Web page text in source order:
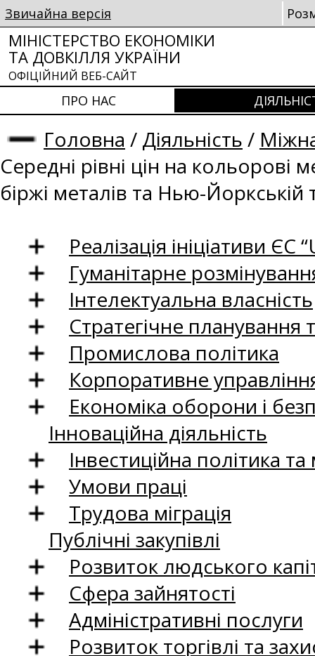
Звичайна версія
МІНІСТЕРСТВО ЕКОНОМІКИ
ТА ДОВКІЛЛЯ УКРАЇНИ
ОФІЦІЙНИЙ ВЕБ-САЙТ
ПРО НАС
Головна / Діяльність /
Середні рівні цін на кольорові
біржі металів та Нью-Йоркській
Реалізація ініціативи ЄС
Гуманітарне
Інтелектуальна власність
Стратегічне
Промислова політика
Корпоративне
Економіка оборони і
Інноваційна діяльність
Інвестиційна політика
Умови праці
Трудова міграція
Публічні закупівлі
Розвиток людського
Сфера зайнятості
Адміністративні послуги
Розвиток торгівлі та